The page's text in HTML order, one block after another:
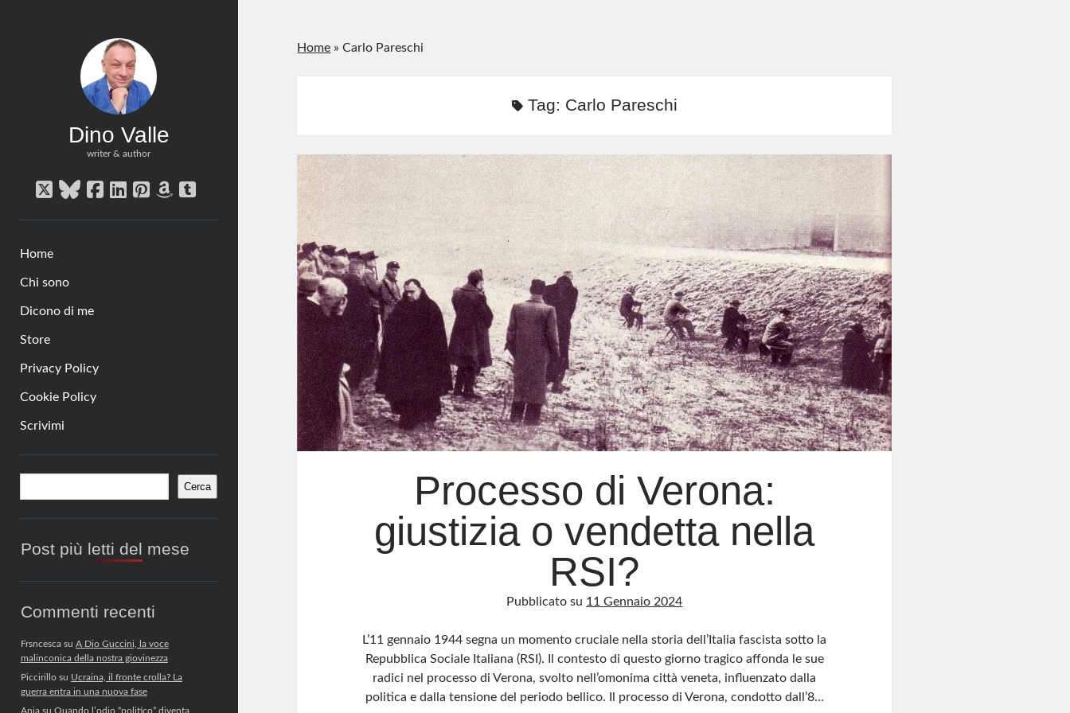
Dino Valle
writer & author
twitterbluesky
facebook
linkedin
pinterest
amazon
tumblr
Home
Chi sono
Dicono di me
Store
Privacy Policy
Cookie Policy
Scrivimi
Barra
laterale
Cerca
Post più letti del mese
Commenti recenti
Frsncescasu A Dio Guccini, la voce
malinconica della nostra giovinezza
Piccirillosu Ucraina, il fronte crolla? La
guerra entra in una nuova fase
Anjasu Quando l’odio “politico” diventa
Home »Carlo Pareschi
Tag: Carlo Pareschi
Processo di Verona:
giustizia o vendetta nella
RSI?
Pubblicato su 11 Gennaio 2024
L’11 gennaio 1944 segna un momento cruciale nella storia dell’Italia fascista sotto la
Repubblica Sociale Italiana (RSI). Il contesto di questo giorno tragico affonda le sue
radici nel processo di Verona, svolto nell’omonima città veneta, influenzato dalla
politica e dalla tensione del periodo bellico. Il processo di Verona, condotto dall’8…